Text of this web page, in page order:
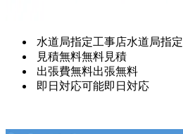
水道局指定工事店水道局指定
見積無料無料見積
出張費無料出張無料
即日対応可能即日対応